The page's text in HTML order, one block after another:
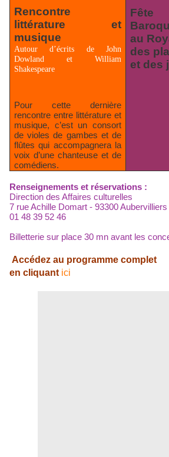
Rencontre
littérature et
musique
Autour d’écrits de John
Dowland et William
Shakespeare
Pour cette dernière
rencontre entre littérature et
musique, c’est un consort
de violes de gambes et de
flûtes qui accompagnera la
voix d’une chanteuse et de
comédiens.
Fête
au
des
et des
Renseignements et réservations :
Direction des Affaires culturelles
7 rue Achille Domart - 93300 Aubervilliers
01 48 39 52 46
Billetterie sur place 30 mn avant les
Accédez au programme complet
en cliquant ici